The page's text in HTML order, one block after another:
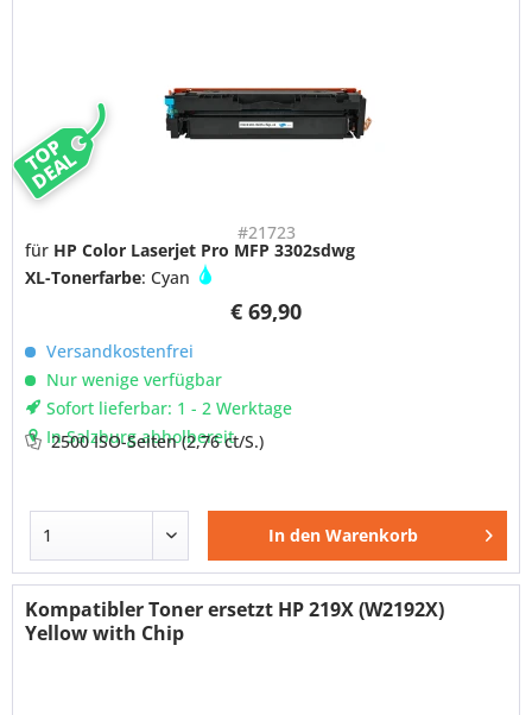
TOP
DEAL
#21723
€ 69,90
für HP Color Laserjet Pro MFP 3302sdwg
XL-Tonerfarbe: Cyan
Versandkostenfrei
Nur wenige verfügbar
Sofort lieferbar: 1 - 2 Werktage
In Salzburg abholbereit
2500 ISO-Seiten(2,76 ct/S.)
In den Warenkorb
Kompatibler Toner ersetzt HP 219X (W2192X)
Yellow with Chip